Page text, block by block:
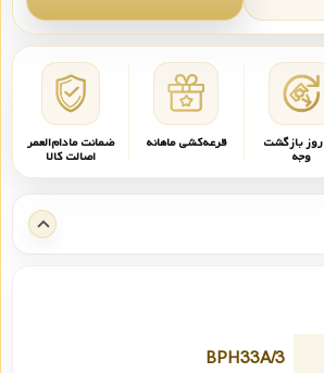
۱۴ روز بازگشت
وجه
قرعه‌کشی ماهانه ضمانت مادام‌العمر
اصالت کالا
BPH33A/3